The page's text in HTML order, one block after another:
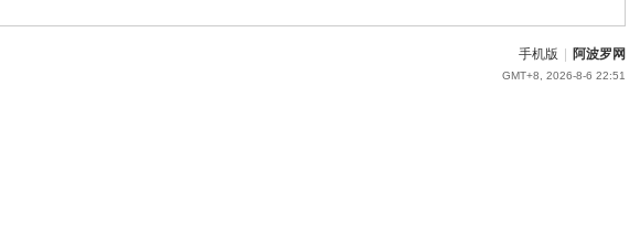
手机版 阿波罗网
GMT+8, 2026-8-6 22:51